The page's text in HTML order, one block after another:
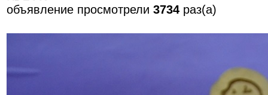
объявление просмотрели 3734 раз(а)